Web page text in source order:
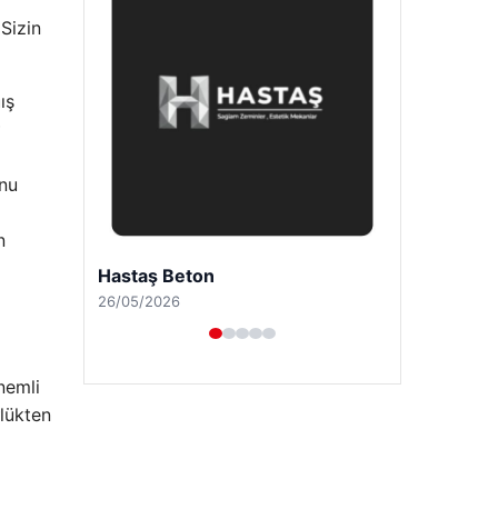
Prenses Night Club
29/04/2026